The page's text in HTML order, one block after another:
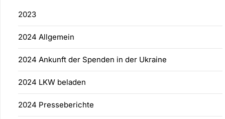
2023
2024 Allgemein
2024 Ankunft der Spenden in der Ukraine
2024 LKW beladen
2024 Presseberichte